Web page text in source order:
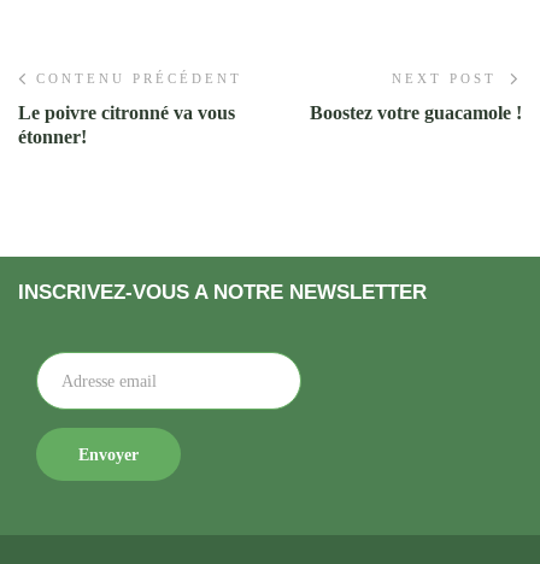
CONTENU PRÉCÉDENT
Le poivre citronné va vous
étonner!
NEXT POST
Boostez votre guacamole !
INSCRIVEZ-VOUS A NOTRE NEWSLETTER